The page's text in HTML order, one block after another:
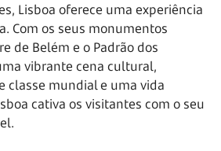
Lisboa oferece uma experiência
Com os seus monumentos
de Belém e o Padrão dos
vibrante cena cultural,
classe mundial e uma vida
cativa os visitantes com o seu